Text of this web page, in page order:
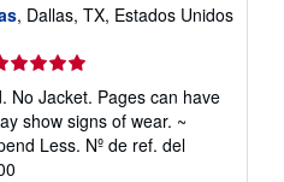
, Dallas, TX, Estados Unidos
del No Jacket. Pages can have
show signs of wear. ~
Less. Nº de ref. del